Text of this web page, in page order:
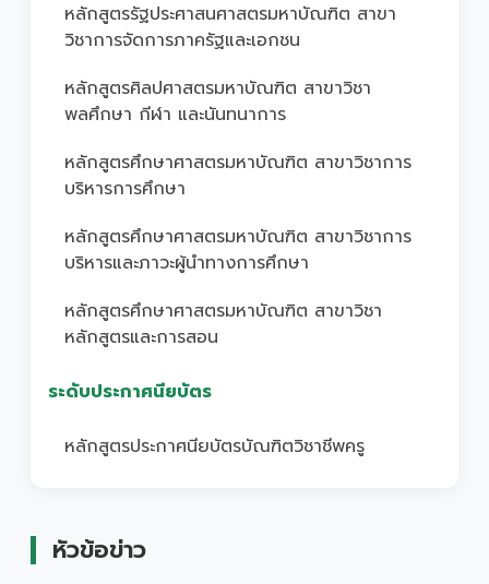
หลักสูตรรัฐประศาสนศาสตรมหาบัณฑิต สาขา
วิชาการจัดการภาครัฐและเอกชน
หลักสูตรศิลปศาสตรมหาบัณฑิต สาขาวิชา
พลศึกษา กีฬา และนันทนาการ
หลักสูตรศึกษาศาสตรมหาบัณฑิต สาขาวิชาการ
บริหารการศึกษา
หลักสูตรศึกษาศาสตรมหาบัณฑิต สาขาวิชาการ
บริหารและภาวะผู้นำทางการศึกษา
หลักสูตรศึกษาศาสตรมหาบัณฑิต สาขาวิชา
หลักสูตรและการสอน
ระดับประกาศนียบัตร
หลักสูตรประกาศนียบัตรบัณฑิตวิชาชีพครู
หัวข้อข่าว